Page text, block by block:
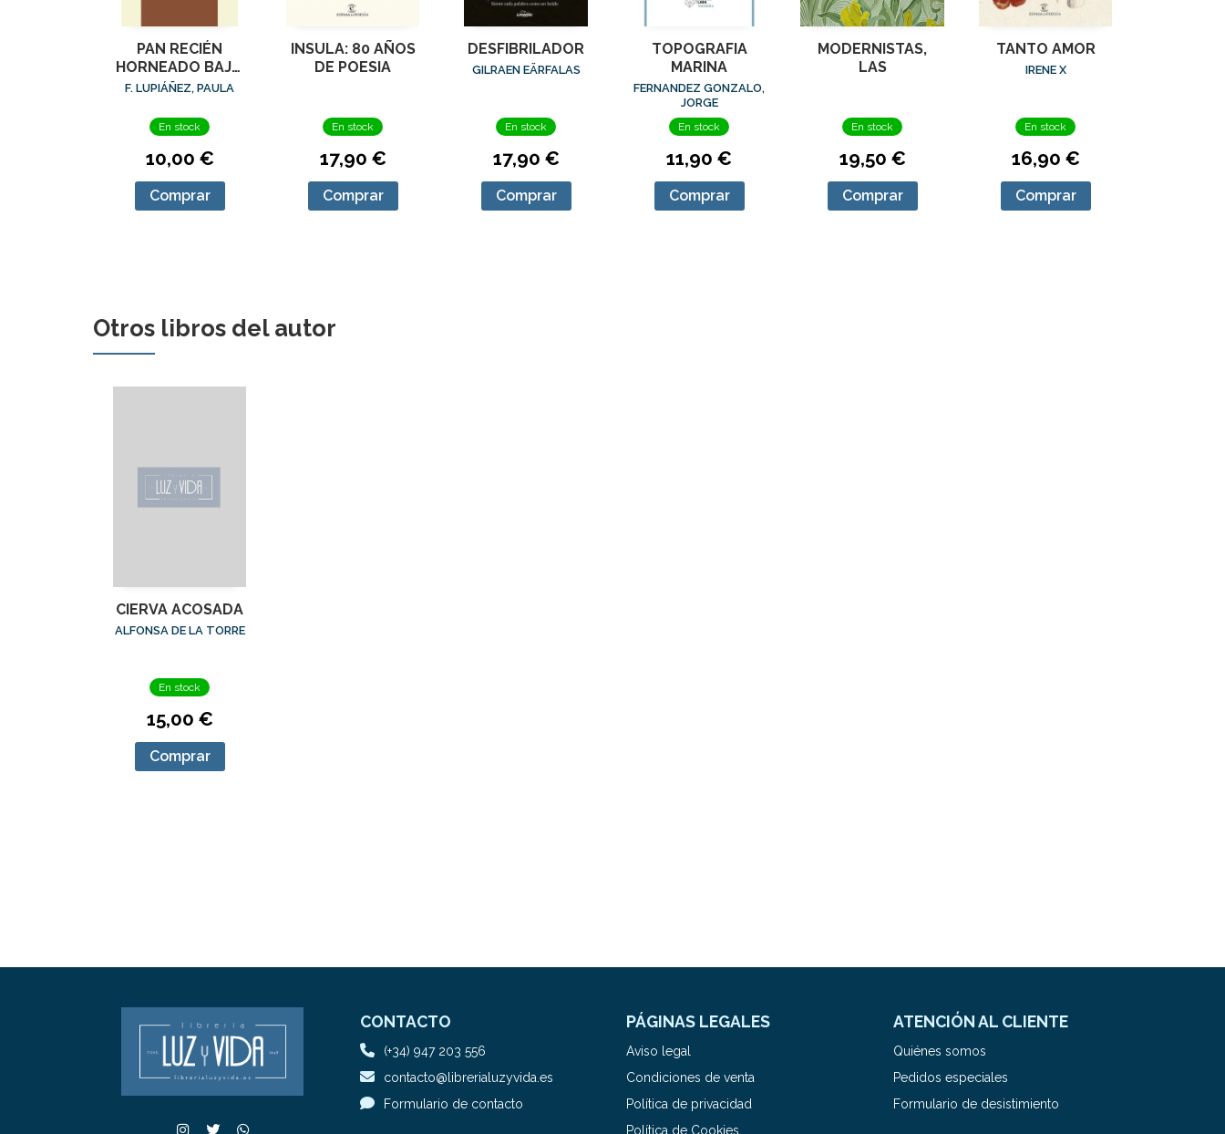
PAN RECIÉN
HORNEADO BAJO
EL BRAZO
F. LUPIÁÑEZ, PAULA
En stock
10,00 €
Comprar
INSULA: 80 AÑOS
DE POESIA
En stock
17,90 €
Comprar
DESFIBRILADOR
GILRAEN EÄRFALAS
En stock
17,90 €
Comprar
TOPOGRAFIA
MARINA
FERNANDEZ GONZALO,
JORGE
En stock
11,90 €
Comprar
MODERNISTAS,
LAS
En stock
19,50 €
Comprar
TANTO AMOR
IRENE X
En stock
16,90 €
Comprar
Otros libros del autor
CIERVA ACOSADA
ALFONSA DE LA TORRE
En stock
15,00 €
Comprar
CONTACTO
(+34) 947 203 556
contacto@librerialuzyvida.es
Formulario de contacto
PÁGINAS LEGALES
Aviso legal
Condiciones de venta
Política de privacidad
Política de Cookies
ATENCIÓN AL CLIENTE
Quiénes somos
Pedidos especiales
Formulario de desistimiento